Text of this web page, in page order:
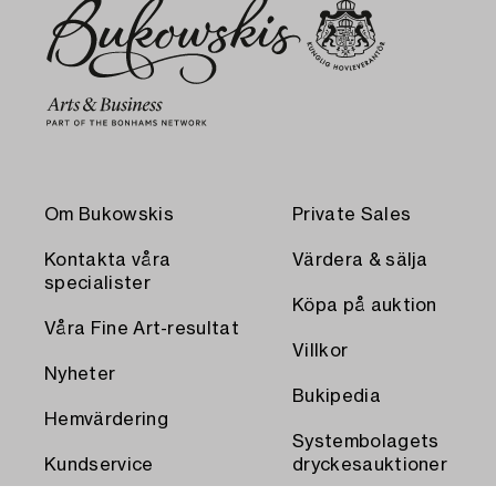
Om Bukowskis
Kontakta våra
specialister
Våra Fine Art-resultat
Nyheter
Hemvärdering
Kundservice
Private Sales
Värdera & sälja
Köpa på auktion
Villkor
Bukipedia
Systembolagets
dryckesauktioner